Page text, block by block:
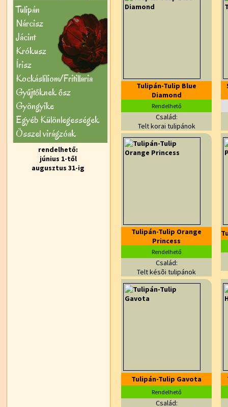
Tulipán
Nárcisz
Jácint
Krókusz
Írisz
Kockásliliom/Fritillaria
Gyűjtőknek ősz
Gyöngyike
Egyéb Különlegességek
Õsszel virágzóak
rendelhető:
június 1-től
augusztus 31-ig
Tulipán-Tulip Blue
Diamond
Rendelhető
Család:
Telt korai tulipánok
Tulipán-Tulip Orange
Princess
Rendelhető
Család:
Telt késõi tulipánok
Tulipán-Tulip Gavota
Rendelhető
Család: